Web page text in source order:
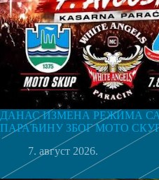
ДАНАС ИЗМЕНА РЕЖИМА
ПАРАЋИНУ ЗБОГ МОТО
7. август 2026.